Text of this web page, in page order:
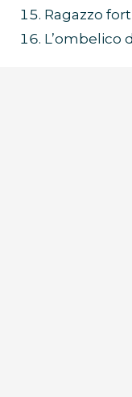
Ragazzo
L’ombelico